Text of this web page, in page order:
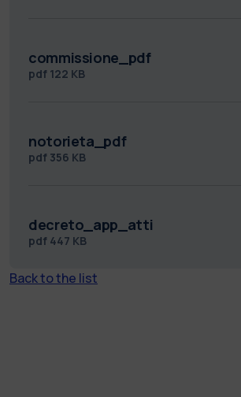
commissione_pdf
pdf 122 KB
notorieta_pdf
pdf 356 KB
decreto_app_atti
pdf 447 KB
Back to the list